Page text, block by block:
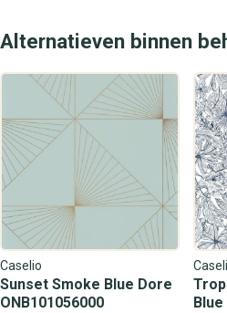
Alternatieven binnen
Caselio
Sunset Smoke Blue Dore
ONB101056000